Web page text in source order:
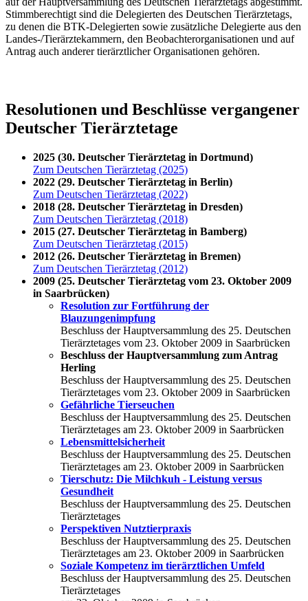
Stimmberechtigt sind die Delegierten des Deutschen Tierärztetags,
zu denen die BTK-Delegierten sowie zusätzliche Delegierte aus den
Landes-/Tierärztekammern, den Beobachterorganisationen und auf
Antrag auch anderer tierärztlicher Organisationen gehören.
Resolutionen und Beschlüsse vergangener
Deutscher Tierärztetage
2025 (30. Deutscher Tierärztetag in Dortmund)
Zum Deutschen Tierärztetag (2025)
2022 (29. Deutscher Tierärztetag in Berlin)
Zum Deutschen Tierärztetag (2022)
2018 (28. Deutscher Tierärztetag in Dresden)
Zum Deutschen Tierärztetag (2018)
2015 (27. Deutscher Tierärztetag in Bamberg)
Zum Deutschen Tierärztetag (2015)
2012 (26. Deutscher Tierärztetag in Bremen)
Zum Deutschen Tierärztetag (2012)
2009 (25. Deutscher Tierärztetag vom 23. Oktober 2009
in Saarbrücken)
Resolution zur Fortführung der
Blauzungenimpfung
Beschluss der Hauptversammlung des 25. Deutschen
Tierärztetages vom 23. Oktober 2009 in Saarbrücken
Beschluss der Hauptversammlung zum Antrag
Herling
Beschluss der Hauptversammlung des 25. Deutschen
Tierärztetages vom 23. Oktober 2009 in Saarbrücken
Gefährliche Tierseuchen
Beschluss der Hauptversammlung des 25. Deutschen
Tierärztetages am 23. Oktober 2009 in Saarbrücken
Lebensmittelsicherheit
Beschluss der Hauptversammlung des 25. Deutschen
Tierärztetages am 23. Oktober 2009 in Saarbrücken
Tierschutz: Die Milchkuh - Leistung versus
Gesundheit
Beschluss der Hauptversammlung des 25. Deutschen
Tierärztetages
Perspektiven Nutztierpraxis
Beschluss der Hauptversammlung des 25. Deutschen
Tierärztetages am 23. Oktober 2009 in Saarbrücken
Soziale Kompetenz im tierärztlichen Umfeld
Beschluss der Hauptversammlung des 25. Deutschen
Tierärztetages